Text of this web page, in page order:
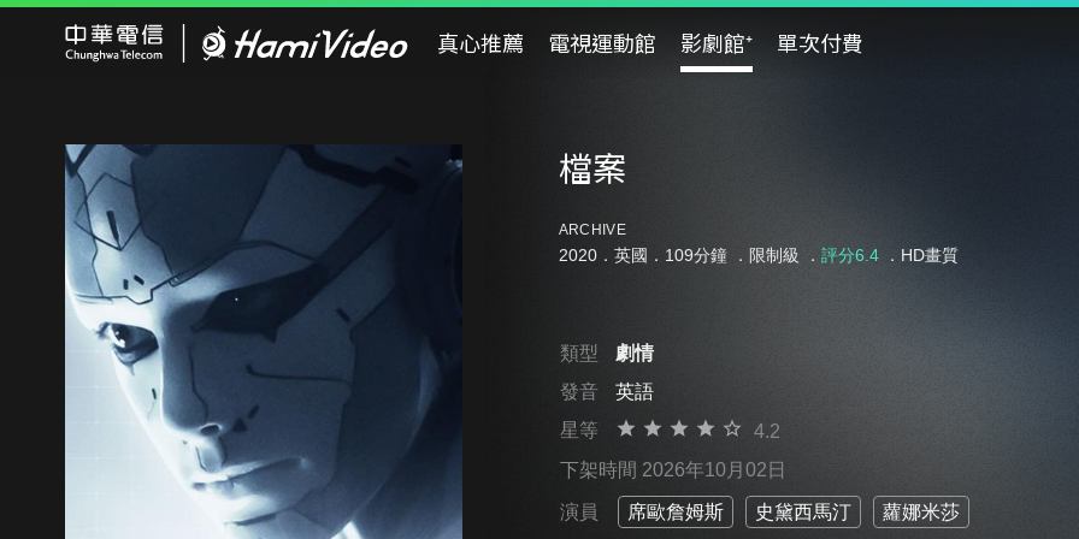
真心推薦 電視運動館 影劇館⁺ 單次付費
檔案
ARCHIVE
2020．英國．109分鐘 ． 限制級 ． 評分6.4．HD畫質
類型
劇情
發音
英語
星等
4.2
下架時間 2026年10月02日
演員 席歐詹姆斯 史黛西馬汀 蘿娜米莎